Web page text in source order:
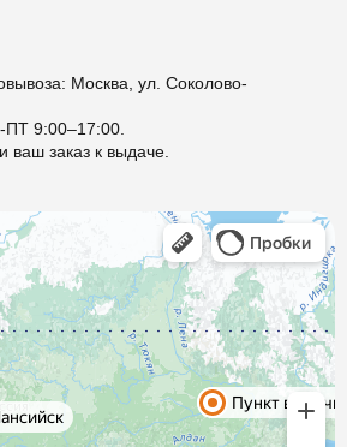
Москва, ул. Соколово-
9:00–17:00.
ваш заказ к выдаче.